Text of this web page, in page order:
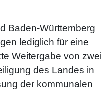
Baden-Württemberg
lediglich für eine
Weitergabe von zwei
des Landes in
der kommunalen